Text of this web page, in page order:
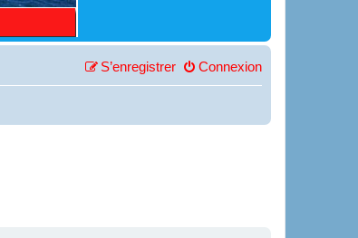
Connexion
S’enregistrer